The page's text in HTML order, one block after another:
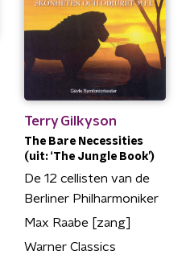
Terry Gilkyson
The Bare Necessities
(uit: ‘The Jungle Book’)
De 12 cellisten van de
Berliner Philharmoniker
Max Raabe [zang]
Warner Classics